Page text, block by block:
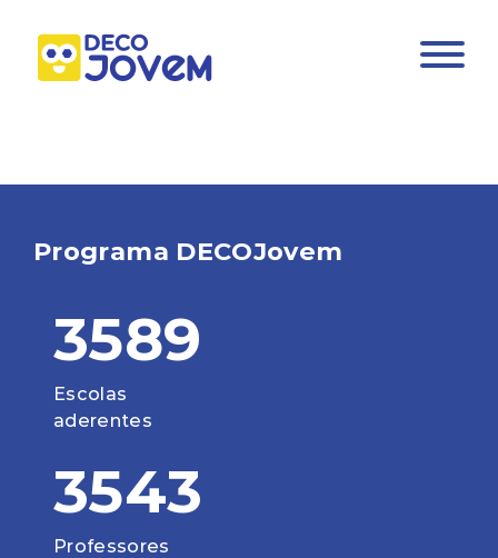
Programa DECOJovem
3589
Escolas
aderentes
3543
Professores